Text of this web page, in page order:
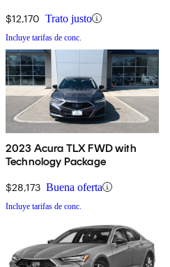
$12,170 Trato justo
Incluye tarifas de conc.
2023 Acura TLX FWD with
Technology Package
$28,173 Buena oferta
Incluye tarifas de conc.